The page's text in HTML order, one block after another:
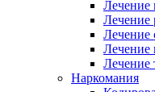
Лечение
Лечение
Лечение
Лечение
Лечение
Наркомания